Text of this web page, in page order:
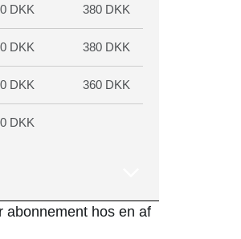
DKK 380 DKK
DKK 380 DKK
DKK 360 DKK
DKK
abonnement hos en af